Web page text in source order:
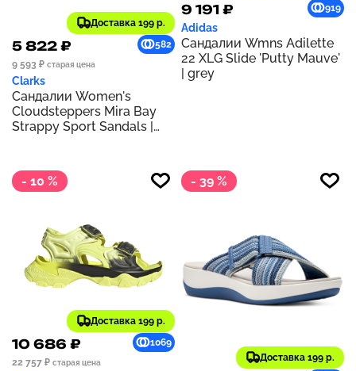
Доставка 199 р.
5 822 ₽
582
9 593 ₽ старая цена
Clarks
Сандалии Women's
Cloudsteppers Mira Bay
Strappy Sport Sandals |
9 191 ₽ 919
Adidas
Сандалии Wmns Adilette
22 XLG Slide 'Putty Mauve'
| grey
- 10 %
Доставка 199 р.
10 686 ₽
1069
22 757 ₽ старая цена
- 39 %
Доставка 199 р.